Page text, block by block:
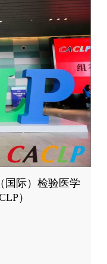
国际）检验医学
）